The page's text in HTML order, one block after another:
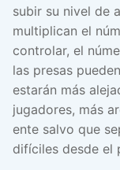
subir su nivel de
multiplican el
controlar, el
las presas
estarán más
jugadores, más
ente salvo que
difíciles desde el